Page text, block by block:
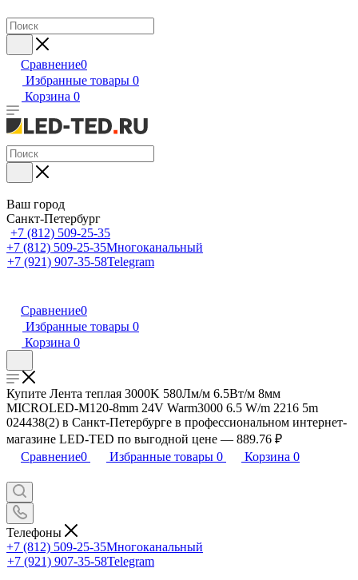
Сравнение0
Избранные товары 0
Корзина 0
Ваш город
Санкт-Петербург
+7 (812) 509-25-35
+7 (812) 509-25-35Многоканальный
+7 (921) 907-35-58Telegram
Сравнение0
Избранные товары 0
Корзина 0
Купите Лента теплая 3000K 580Лм/м 6.5Вт/м 8мм
MICROLED-M120-8mm 24V Warm3000 6.5 W/m 2216 5m
024438(2) в Санкт-Петербурге в профессиональном интернет-
магазине LED-TED по выгодной цене — 889.76 ₽
Сравнение0 Избранные товары 0 Корзина 0
Телефоны
+7 (812) 509-25-35Многоканальный
+7 (921) 907-35-58Telegram